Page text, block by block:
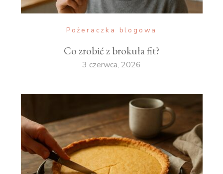
Pożeraczka blogowa
Co zrobić z brokuła fit?
3 czerwca, 2026